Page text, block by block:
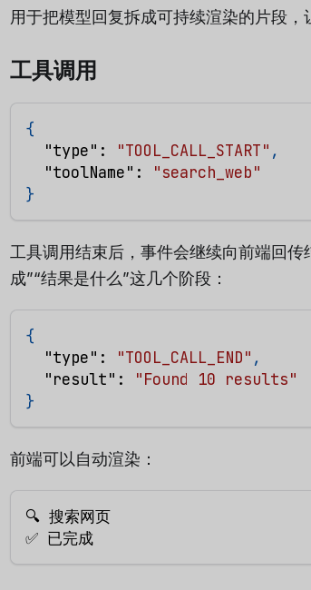
用于把模型回复拆成可持续渲染的片段，
工具调用
{
"type" : "TOOL_CALL_START" ,
"toolName" :
"search_web"
}
工具调用结束后，事件会继续向前端回
成”“结果是什么”这几个阶段：
{
"type" : "TOOL_CALL_END" ,
"result" :
"Found 10 results"
}
前端可以自动渲染：
🔍 搜索网页
✅ 已完成